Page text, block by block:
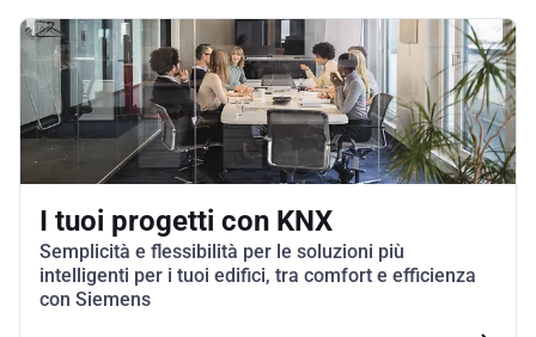
I tuoi progetti con KNX
Semplicità e flessibilità per le soluzioni più
intelligenti per i tuoi edifici, tra comfort e efficienza
con Siemens